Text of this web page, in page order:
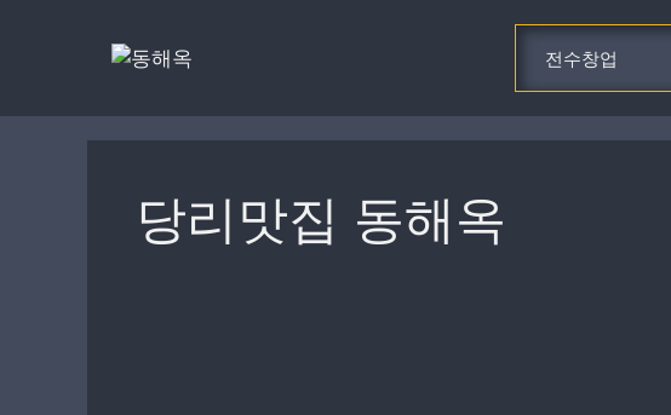
전수창업
당리맛집 동해옥